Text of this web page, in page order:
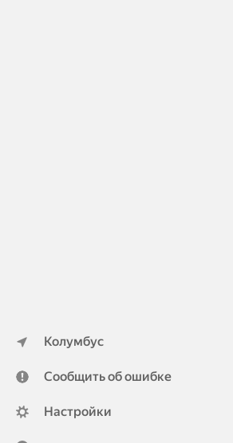
Колумбус
Сообщить об ошибке
Настройки